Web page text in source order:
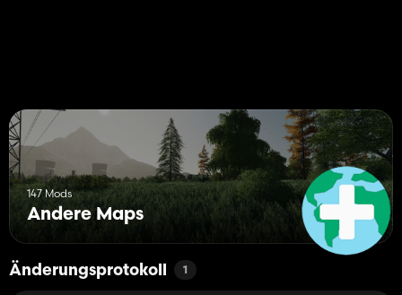
147 Mods
Andere Maps
Änderungsprotokoll 1